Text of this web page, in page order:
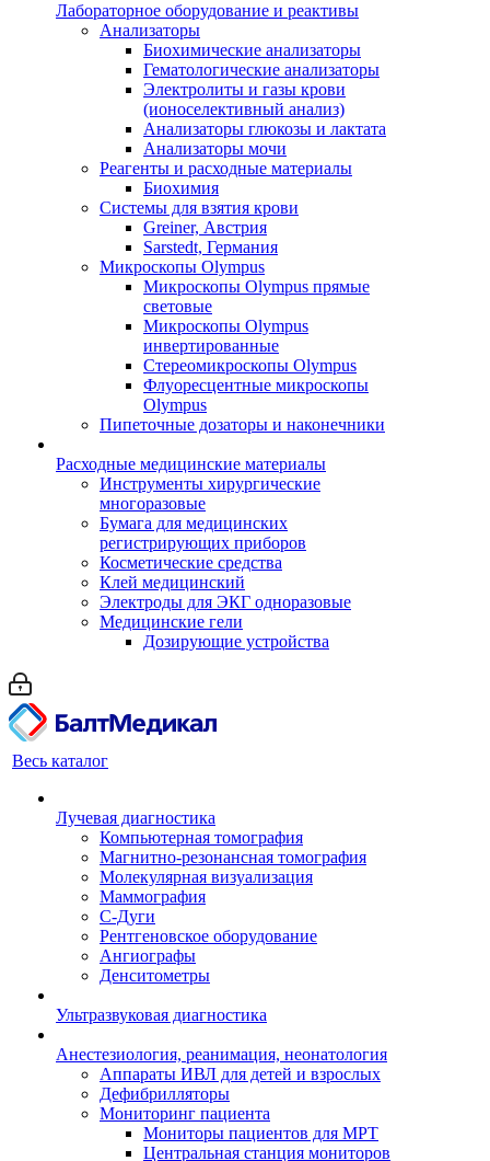
Лабораторное оборудование и реактивы
Анализаторы
Биохимические анализаторы
Гематологические анализаторы
Электролиты и газы крови
(ионоселективный анализ)
Анализаторы глюкозы и лактата
Анализаторы мочи
Реагенты и расходные материалы
Биохимия
Системы для взятия крови
Greiner, Австрия
Sarstedt, Германия
Микроскопы Olympus
Микроскопы Olympus прямые
световые
Микроскопы Olympus
инвертированные
Стереомикроскопы Olympus
Флуоресцентные микроскопы
Olympus
Пипеточные дозаторы и наконечники
Расходные медицинские материалы
Инструменты хирургические
многоразовые
Бумага для медицинских
регистрирующих приборов
Косметические средства
Клей медицинский
Электроды для ЭКГ одноразовые
Медицинские гели
Дозирующие устройства
Весь каталог
Лучевая диагностика
Компьютерная томография
Магнитно-резонансная томография
Молекулярная визуализация
Маммография
С-Дуги
Рентгеновское оборудование
Ангиографы
Денситометры
Ультразвуковая диагностика
Анестезиология, реанимация, неонатология
Аппараты ИВЛ для детей и взрослых
Дефибрилляторы
Мониторинг пациента
Мониторы пациентов для МРТ
Центральная станция мониторов